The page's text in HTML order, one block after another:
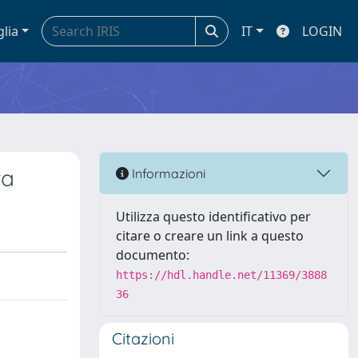
IT LOGIN
Informazioni
Utilizza questo identificativo per
citare o creare un link a questo
documento:
https://hdl.handle.net/11369/3888
36
Citazioni